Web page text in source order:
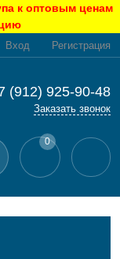
к оптовым ценам
Вход Регистрация
(912) 925-90-48
Заказать звонок
0